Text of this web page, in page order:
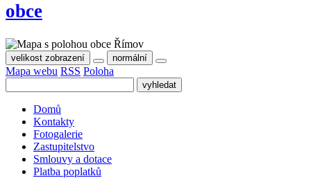
obce
velikost zobrazení normální
Mapa webu RSS Poloha
Domů
Kontakty
Fotogalerie
Zastupitelstvo
Smlouvy a dotace
Platba poplatků